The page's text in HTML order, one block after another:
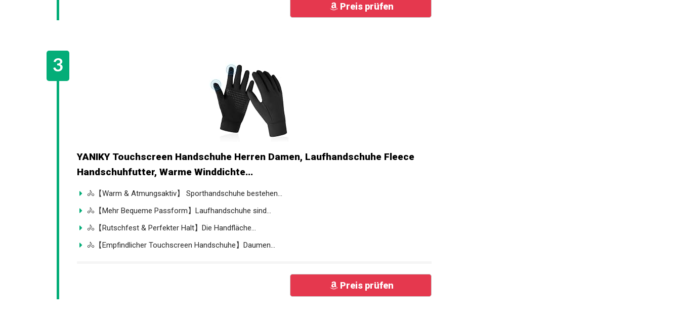
Preis prüfen
YANIKY Touchscreen Handschuhe Herren Damen, Laufhandschuhe Fleece
Handschuhfutter, Warme Winddichte...
🚴【Warm & Atmungsaktiv】 Sporthandschuhe bestehen...
🚴【Mehr Bequeme Passform】Laufhandschuhe sind...
🚴【Rutschfest & Perfekter Halt】Die Handfläche...
🚴【Empfindlicher Touchscreen Handschuhe】Daumen...
Preis prüfen